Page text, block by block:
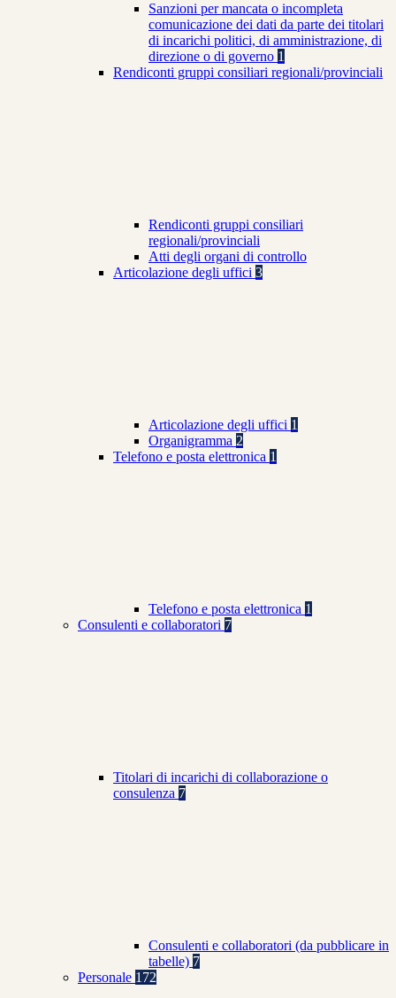
Sanzioni per mancata o incompleta
comunicazione dei dati da parte dei titolari
di incarichi politici, di amministrazione, di
direzione o di governo 1
Rendiconti gruppi consiliari regionali/provinciali
Rendiconti gruppi consiliari
regionali/provinciali
Atti degli organi di controllo
Articolazione degli uffici 3
Articolazione degli uffici 1
Organigramma 2
Telefono e posta elettronica 1
Telefono e posta elettronica 1
Consulenti e collaboratori 7
Titolari di incarichi di collaborazione o
consulenza 7
Consulenti e collaboratori (da pubblicare in
tabelle) 7
Personale 172